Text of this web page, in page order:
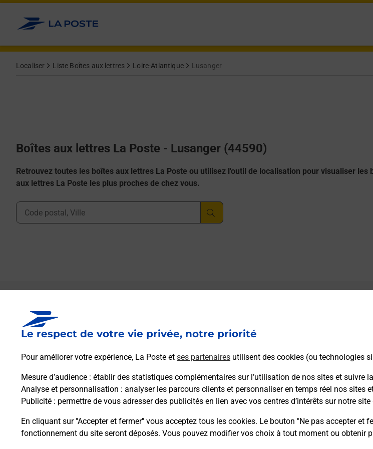
Le respect de votre vie privée, notre priorité
Pour améliorer votre expérience, La Poste et ses partenaires utilisent des cookies (ou technologies
Mesure d’audience : établir des statistiques complémentaires sur l’utilisation de nos sites et suivre
Analyse et personnalisation : analyser les parcours clients et personnaliser en temps réel nos
Publicité : permettre de vous adresser des publicités en lien avec vos centres d’intérêts sur notre site
En cliquant sur "Accepter et fermer" vous acceptez tous les cookies. Le bouton "Ne pas accepter
fonctionnement du site seront déposés. Vous pouvez modifier vos choix à tout moment ou obtenir
Allez au contenu
Localiser Liste Boîtes aux lettres Loire-Atlantique Lusanger
Boîtes aux lettres La Poste - Lusanger (44590)
Retrouvez toutes les boîtes aux lettres La Poste ou utilisez l'outil de localisation pour visualiser les
aux lettres La Poste les plus proches de chez vous.
Ville, Département, Code Postal
Boîte aux lettres La Poste
Collecte du courrier aujourd'hui à 09h00
3 Rue Du Relais De La Poste
Itinéraire